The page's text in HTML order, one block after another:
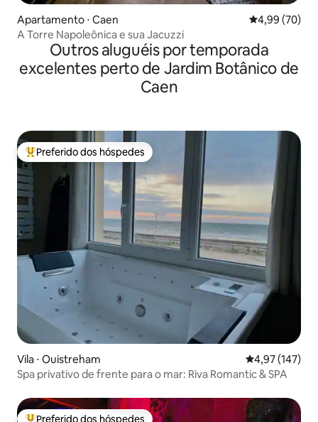
Apartamento ⋅ Caen 4,99 de uma
4,99 (70)
A Torre Napoleônica e sua Jacuzzi
Outros aluguéis por temporada
excelentes perto de Jardim Botânico de
Caen
Entre os melhores preferidos dos hóspedes
Preferido dos hóspedes
Vila ⋅ Ouistreham 4,97 de uma
4,97 (147)
Spa privativo de frente para o mar: Riva Romantic & SPA
Preferido dos hóspedes